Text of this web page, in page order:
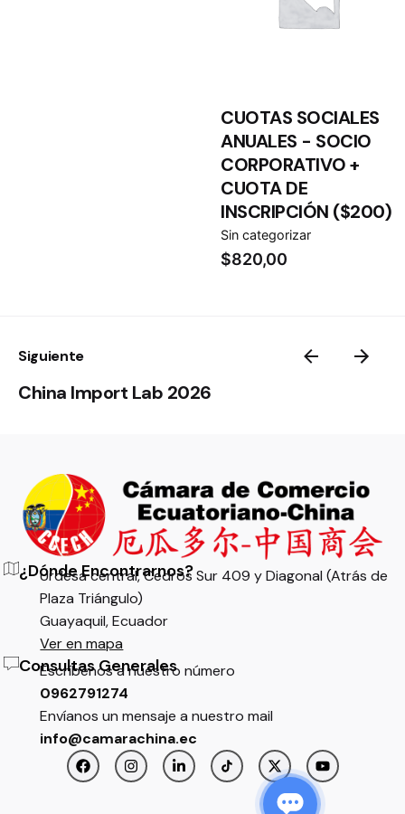
CUOTAS SOCIALES
ANUALES - SOCIO
CORPORATIVO +
CUOTA DE
INSCRIPCIÓN ($200)
Sin categorizar
$820,00
Siguiente
China Import Lab 2026
¿Dónde Encontrarnos?
Urdesa central, Cedros Sur 409 y Diagonal (Atrás de
Plaza Triángulo)
Guayaquil, Ecuador
Ver en mapa
Consultas Generales
Escríbenos a nuestro número
0962791274
Envíanos un mensaje a nuestro mail
info@camarachina.ec